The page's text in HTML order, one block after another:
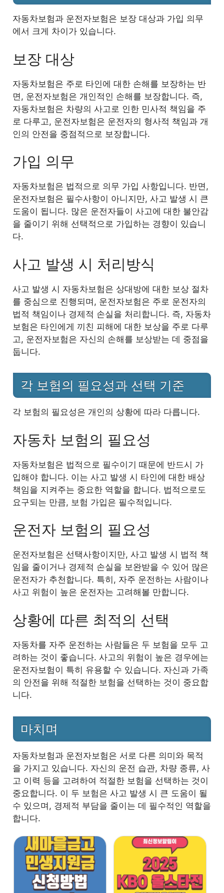
자동차보험과 운전자보험은 보장 대상과 가입 의무
에서 크게 차이가 있습니다.
보장 대상
자동차보험은 주로 타인에 대한 손해를 보장하는 반
면, 운전자보험은 개인적인 손해를 보장합니다. 즉,
자동차보험은 차량의 사고로 인한 민사적 책임을 주
로 다루고, 운전자보험은 운전자의 형사적 책임과 개
인의 안전을 중점적으로 보장합니다.
가입 의무
자동차보험은 법적으로 의무 가입 사항입니다. 반면,
운전자보험은 필수사항이 아니지만, 사고 발생 시 큰
도움이 됩니다. 많은 운전자들이 사고에 대한 불안감
을 줄이기 위해 선택적으로 가입하는 경향이 있습니
다.
사고 발생 시 처리방식
사고 발생 시 자동차보험은 상대방에 대한 보상 절차
를 중심으로 진행되며, 운전자보험은 주로 운전자의
법적 책임이나 경제적 손실을 처리합니다. 즉, 자동차
보험은 타인에게 끼친 피해에 대한 보상을 주로 다루
고, 운전자보험은 자신의 손해를 보상받는 데 중점을
둡니다.
각 보험의 필요성과 선택 기준
각 보험의 필요성은 개인의 상황에 따라 다릅니다.
자동차 보험의 필요성
자동차보험은 법적으로 필수이기 때문에 반드시 가
입해야 합니다. 이는 사고 발생 시 타인에 대한 배상
책임을 지켜주는 중요한 역할을 합니다. 법적으로도
요구되는 만큼, 보험 가입은 필수적입니다.
운전자 보험의 필요성
운전자보험은 선택사항이지만, 사고 발생 시 법적 책
임을 줄이거나 경제적 손실을 보완받을 수 있어 많은
운전자가 추천합니다. 특히, 자주 운전하는 사람이나
사고 위험이 높은 운전자는 고려해볼 만합니다.
상황에 따른 최적의 선택
자동차를 자주 운전하는 사람들은 두 보험을 모두 고
려하는 것이 좋습니다. 사고의 위험이 높은 경우에는
운전자보험이 특히 유용할 수 있습니다. 자신과 가족
의 안전을 위해 적절한 보험을 선택하는 것이 중요합
니다.
마치며
자동차보험과 운전자보험은 서로 다른 의미와 목적
을 가지고 있습니다. 자신의 운전 습관, 차량 종류, 사
고 이력 등을 고려하여 적절한 보험을 선택하는 것이
중요합니다. 이 두 보험은 사고 발생 시 큰 도움이 될
수 있으며, 경제적 부담을 줄이는 데 필수적인 역할을
합니다.